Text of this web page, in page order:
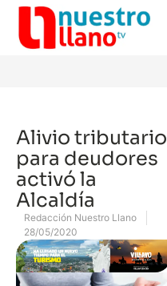
Alivio tributario
para deudores
activó la
Alcaldía
Redacción Nuestro Llano
28/05/2020